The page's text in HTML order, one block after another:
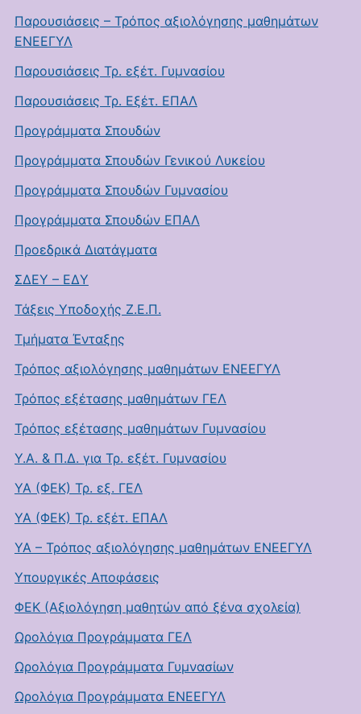
Παρουσιάσεις – Τρόπος αξιολόγησης μαθημάτων
ΕΝΕΕΓΥΛ
Παρουσιάσεις Τρ. εξέτ. Γυμνασίου
Παρουσιάσεις Τρ. Εξέτ. ΕΠΑΛ
Προγράμματα Σπουδών
Προγράμματα Σπουδών Γενικού Λυκείου
Προγράμματα Σπουδών Γυμνασίου
Προγράμματα Σπουδών ΕΠΑΛ
Προεδρικά Διατάγματα
ΣΔΕΥ – ΕΔΥ
Τάξεις Υποδοχής Ζ.Ε.Π.
Τμήματα Ένταξης
Τρόπος αξιολόγησης μαθημάτων ΕΝΕΕΓΥΛ
Τρόπος εξέτασης μαθημάτων ΓΕΛ
Τρόπος εξέτασης μαθημάτων Γυμνασίου
Υ.Α. & Π.Δ. για Τρ. εξέτ. Γυμνασίου
ΥΑ (ΦΕΚ) Τρ. εξ. ΓΕΛ
ΥΑ (ΦΕΚ) Τρ. εξέτ. ΕΠΑΛ
ΥΑ – Τρόπος αξιολόγησης μαθημάτων ΕΝΕΕΓΥΛ
Υπουργικές Αποφάσεις
ΦΕΚ (Αξιολόγηση μαθητών από ξένα σχολεία)
Ωρολόγια Προγράμματα ΓΕΛ
Ωρολόγια Προγράμματα Γυμνασίων
Ωρολόγια Προγράμματα ΕΝΕΕΓΥΛ